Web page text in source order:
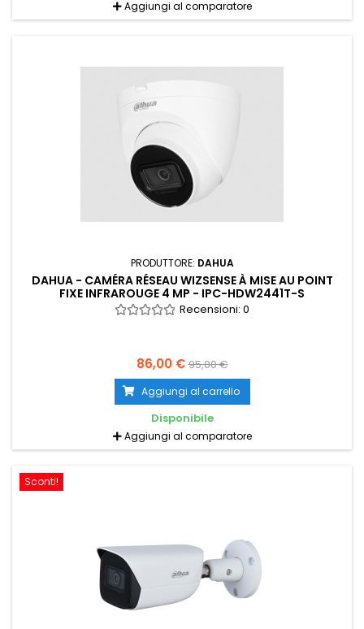
Aggiungi al comparatore
PRODUTTORE: DAHUA
DAHUA - CAMÉRA RÉSEAU WIZSENSE À MISE AU POINT
FIXE INFRAROUGE 4 MP - IPC-HDW2441T-S
Recensioni: 0
86,00 €95,00 €
Aggiungi al carrello
Disponibile
Aggiungi al comparatore
Sconti!